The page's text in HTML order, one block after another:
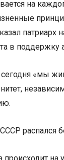
на
в поддержку
«мы
распался